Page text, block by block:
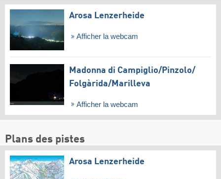
Arosa Lenzerheide
Afficher la webcam
Madonna di Campiglio/​Pinzolo/​
Folgàrida/​Marilleva
Afficher la webcam
Plans des pistes
Arosa Lenzerheide